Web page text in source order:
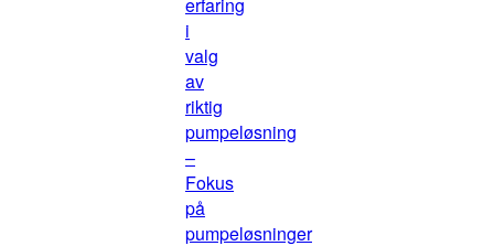
i
valg
av
riktig
pumpeløsning
–
Fokus
på
pumpeløsninger